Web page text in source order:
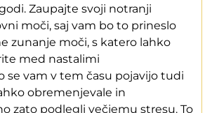
Zaupajte svoji notranji
moči, saj vam bo to prineslo
zunanje moči, s katero lahko
med nastalimi
se vam v tem času pojavijo tudi
obremenjevale in
zato podlegli večjemu stresu. To